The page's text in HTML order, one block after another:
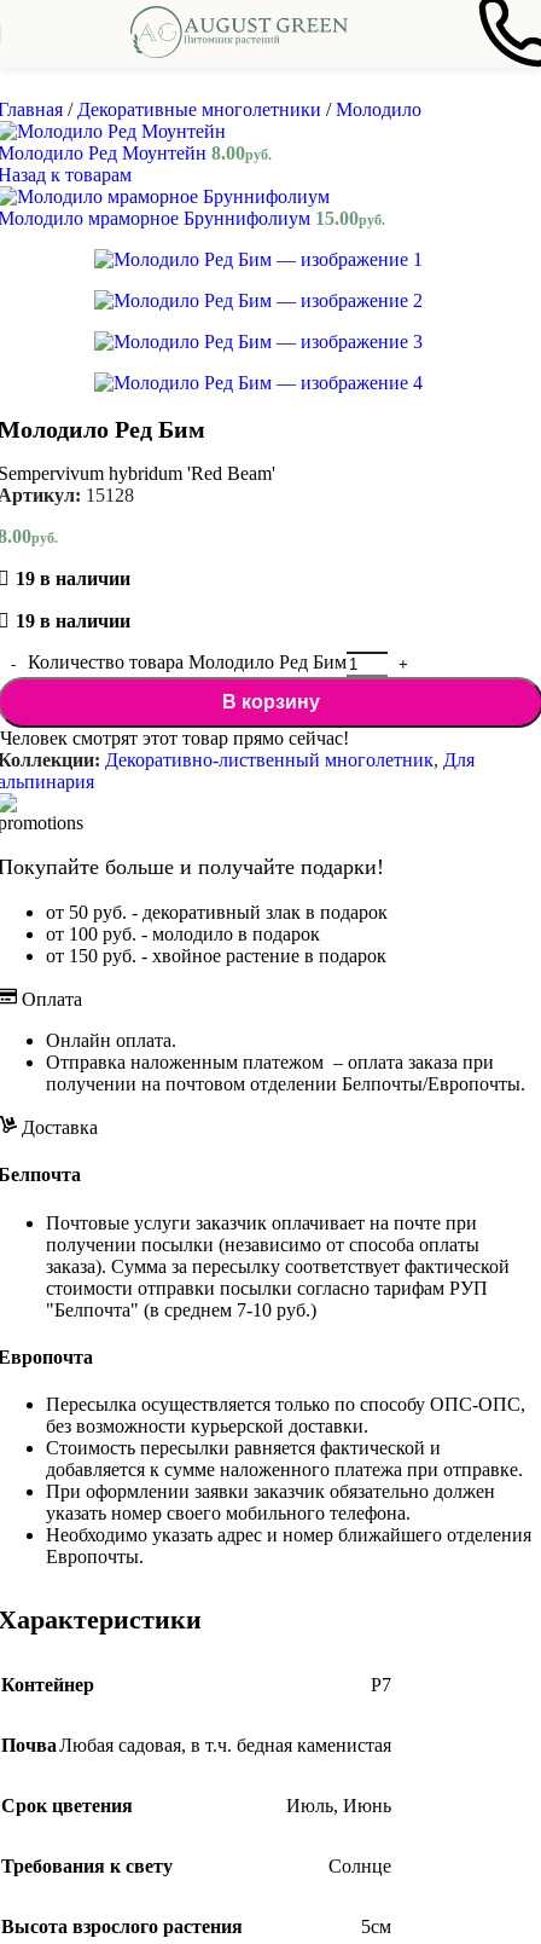
Skip to navigation Skip to main content
/ Декоративные многолетники / Молодило
Ред Моунтейн 8.00руб.
к товарам
мраморное Бруннифолиум 15.00руб.
Ред Бим
hybridum 'Red Beam'
15128
руб.
19 в наличии
19 в наличии
Количество товара Молодило Ред Бим
В корзину
Человек смотрят этот товар прямо сейчас!
Декоративно-лиственный многолетник, Для
больше и получайте подарки!
от 50 руб. - декоративный злак в подарок
от 100 руб. - молодило в подарок
от 150 руб. - хвойное растение в подарок
Оплата
Онлайн оплата.
Отправка наложенным платежом – оплата заказа при
получении на почтовом отделении Белпочты/Европочты.
Доставка
Почтовые услуги заказчик оплачивает на почте при
получении посылки (независимо от способа оплаты
заказа). Сумма за пересылку соответствует фактической
стоимости отправки посылки согласно тарифам РУП
"Белпочта" (в среднем 7-10 руб.)
Пересылка осуществляется только по способу ОПС-ОПС,
без возможности курьерской доставки.
Стоимость пересылки равняется фактической и
добавляется к сумме наложенного платежа при отправке.
При оформлении заявки заказчик обязательно должен
указать номер своего мобильного телефона.
Необходимо указать адрес и номер ближайшего отделения
Европочты.
Контейнер Р7
ПочваЛюбая садовая, в т.ч. бедная каменистая
Срок цветения Июль, Июнь
Требования к свету Солнце
Высота взрослого растения 5см